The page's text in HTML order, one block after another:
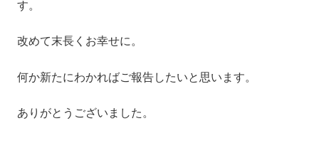
す。
改めて末長くお幸せに。
何か新たにわかればご報告したいと思います。
ありがとうございました。